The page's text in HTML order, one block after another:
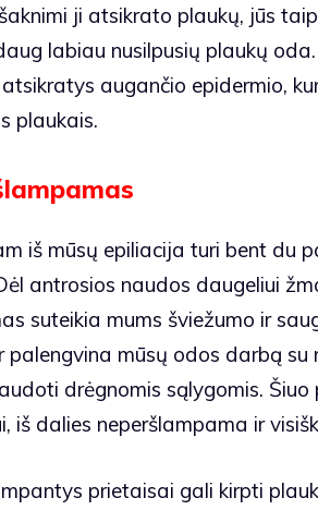
ji atsikrato plaukų, jūs
labiau nusilpusių plaukų
augančio epidermio,
plaukais.
iš mūsų epiliacija turi bent du
antrosios naudos daugeliui
suteikia mums šviežumo ir
palengvina mūsų odos darbą su
drėgnomis sąlygomis.
iš dalies neperšlampama ir
prietaisai gali kirpti